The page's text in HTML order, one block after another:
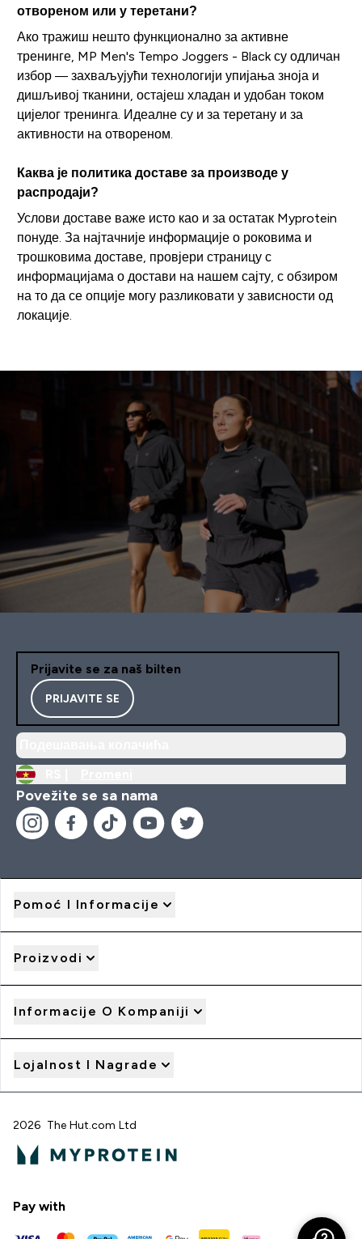
отвореном или у теретани?
Ако тражиш нешто функционално за активне
тренинге, MP Men's Tempo Joggers - Black су одличан
избор — захваљујући технологији упијања зноја и
дишљивој тканини, остајеш хладан и удобан током
цијелог тренинга. Идеалне су и за теретану и за
активности на отвореном.
Каква је политика доставе за производе у
распродаји?
Услови доставе важе исто као и за остатак Myprotein
понуде. За најтачније информације о роковима и
трошковима доставе, провјери страницу с
информацијама о достави на нашем сајту, с обзиром
на то да се опције могу разликовати у зависности од
локације.
Prijavite se za naš bilten
PRIJAVITE SE
Povežite se sa nama
Pomoć I Informacije
Proizvodi
Informacije O Kompaniji
Lojalnost I Nagrade
2026 The Hut.com Ltd
Pay with